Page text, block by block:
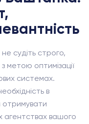
судіть строго,
метою оптимізації
системах.
в
отримувати
вашого